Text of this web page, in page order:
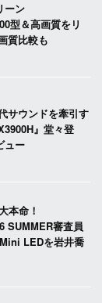
ーン
型＆高画質をリ
質比較も
サウンドを牽引す
』堂々登
ュー
本命！
SUMMER審査員
LEDを岩井喬